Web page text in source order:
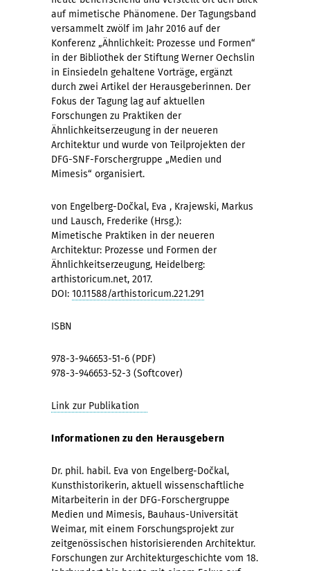
auf mimetische Phänomene. Der Tagungsband
versammelt zwölf im Jahr 2016 auf der
Konferenz „Ähnlichkeit: Prozesse und Formen“
in der Bibliothek der Stiftung Werner Oechslin
in Einsiedeln gehaltene Vorträge, ergänzt
durch zwei Artikel der Herausgeberinnen. Der
Fokus der Tagung lag auf aktuellen
Forschungen zu Praktiken der
Ähnlichkeitserzeugung in der neueren
Architektur und wurde von Teilprojekten der
DFG-SNF-Forschergruppe „Medien und
Mimesis“ organisiert.
von Engelberg-Dočkal, Eva , Krajewski, Markus
und Lausch, Frederike (Hrsg.):
Mimetische Praktiken in der neueren
Architektur: Prozesse und Formen der
Ähnlichkeitserzeugung, Heidelberg:
arthistoricum.net, 2017.
DOI: 10.11588/arthistoricum.221.291
ISBN
978-3-946653-51-6 (PDF)
978-3-946653-52-3 (Softcover)
Link zur Publikation
Informationen zu den Herausgebern
Dr. phil. habil. Eva von Engelberg-Dočkal,
Kunsthistorikerin, aktuell wissenschaftliche
Mitarbeiterin in der DFG-Forschergruppe
Medien und Mimesis, Bauhaus-Universität
Weimar, mit einem Forschungsprojekt zur
zeitgenössischen historisierenden Architektur.
Forschungen zur Architekturgeschichte vom 18.